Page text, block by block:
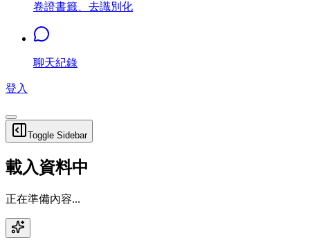
卷證書籤、去識別化
聊天紀錄
登入
Toggle Sidebar
載入資料中
正在準備內容...